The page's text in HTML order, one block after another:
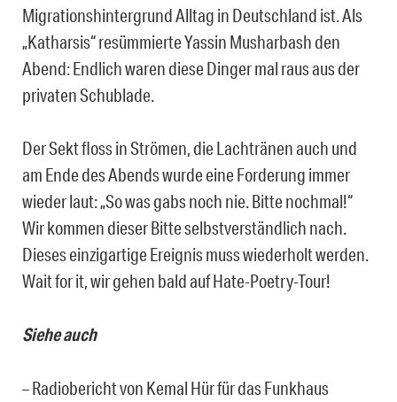
Migrationshintergrund Alltag in Deutschland ist. Als
„Katharsis“ resümmierte Yassin Musharbash den
Abend: Endlich waren diese Dinger mal raus aus der
privaten Schublade.
Der Sekt floss in Strömen, die Lachtränen auch und
am Ende des Abends wurde eine Forderung immer
wieder laut: „So was gabs noch nie. Bitte nochmal!“
Wir kommen dieser Bitte selbstverständlich nach.
Dieses einzigartige Ereignis muss wiederholt werden.
Wait for it, wir gehen bald auf Hate-Poetry-Tour!
Siehe auch
– Radiobericht von Kemal Hür für das Funkhaus